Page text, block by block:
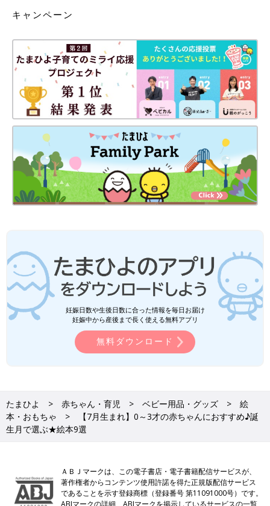
キャンペーン
妊娠日数や生後日数に合った情報を毎日お届け
妊娠中から産後まで長く使える無料アプリ
無料ダウンロード
たまひよ 赤ちゃん・育児 ベビー用品・グッズ
絵
本・おもちゃ
【7月生まれ】0～3才の赤ちゃんにおすすめ♪誕
生月で選ぶ★絵本9選
ＡＢＪマークは、この電子書店・電子書籍配信サービスが、
著作権者からコンテンツ使用許諾を得た正規版配信サービス
であることを示す登録商標（登録番号 第11091000号）です。